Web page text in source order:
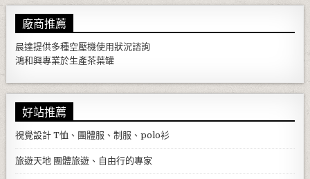
廠商推薦
晨達提供多種空壓機使用狀況諮詢
鴻和興專業於生產茶葉罐
好站推薦
視覺設計 T恤、團體服、制服、polo衫
旅遊天地 團體旅遊、自由行的專家